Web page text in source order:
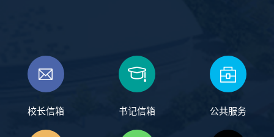
校长信箱 书记信箱 公共服务